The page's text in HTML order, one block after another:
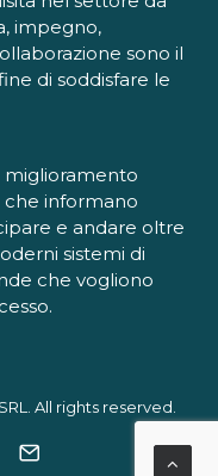
impegno,
sono il
di soddisfare le
miglioramento
che informano
e andare oltre
sistemi di
che vogliono
All rights reserved.